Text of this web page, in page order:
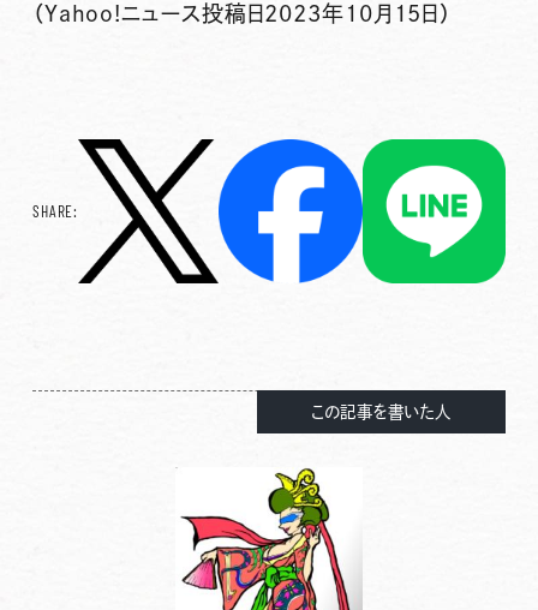
（Yahoo!ニュース投稿日2023年10月15日）
SHARE:
この記事を書いた人